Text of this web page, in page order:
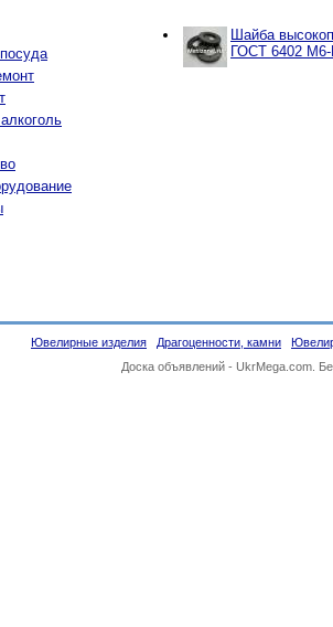
Шайба
ГОСТ 6402 М6-
Ювелирные изделия Драгоценности, камни
Доска объявлений - UkrMega.com.